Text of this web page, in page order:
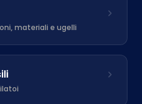
materiali e ugelli